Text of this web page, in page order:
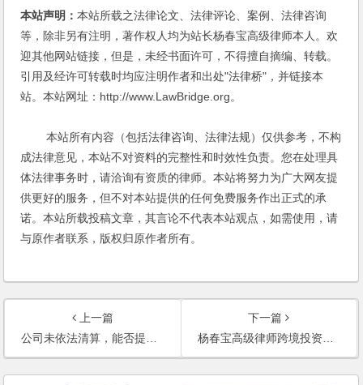
本站声明：本站所载之法律论文、法律评论、案例、法律咨询
等，除非另有注明，著作权人均为站长杨春宝高级律师本人。欢
迎其他网站链接，但是，未经书面许可，不得擅自摘编、转载。
引用及经许可转载时均应注明作者和出处"法律桥"，并链接本
站。本站网址：http://www.LawBridge.org。
本站所有内容（包括法律咨询、法律法规）仅供参考，不构
成法律意见，本站不对资料的完整性和时效性负责。您在处理具
体法律事务时，请洽询有资质的律师。本站将努力为广大网友提
供更好的服务，但不对本站提供的任何免费服务作出正式的承
诺。本站所载投稿文章，其言论不代表本站观点，如需使用，请
与原作者联系，版权归原作者所有。
上一篇
公司未依法清算，能否提起股东代表诉讼(2008)
下一篇
杨春宝高级律师跨境投资并购（外商投资和境外投资）法律服务范围